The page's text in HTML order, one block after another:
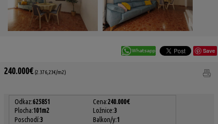
Save
240.000€ (2.376,23€/m2)
Odkaz:625851 Cena:240.000€
Plocha:101m2 Ložnice:3
Poschodí:3 Balkon/y:1